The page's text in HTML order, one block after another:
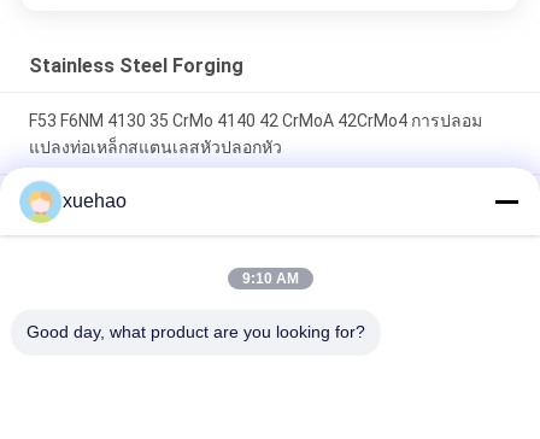
Stainless Steel Forging
F53 F6NM 4130 35 CrMo 4140 42 CrMoA 42CrMo4 การปลอม
แปลงท่อเหล็กสแตนเลสหัวปลอกหัว
บอลวาล์วรอยปกสแตนเลสปลอม A105 LF2 F304 304L F316 316L
F51 F53
ชิ้นส่วนเหล็กปลอมแปลงเหล็กหนักหน้าที่ ASME ภาชนะหลอมความ
xuehao
9:10 AM
Good day, what product are you looking for?